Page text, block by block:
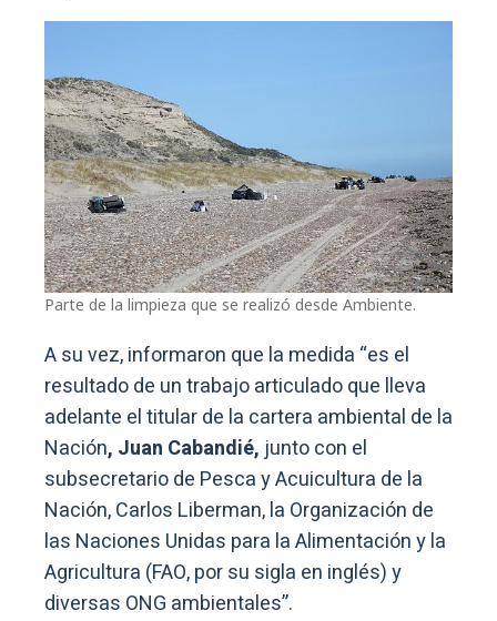
Parte de la limpieza que se realizó desde Ambiente.
A su vez, informaron que la medida “es el
resultado de un trabajo articulado que lleva
adelante el titular de la cartera ambiental de la
Nación, Juan Cabandié, junto con el
subsecretario de Pesca y Acuicultura de la
Nación, Carlos Liberman, la Organización de
las Naciones Unidas para la Alimentación y la
Agricultura (FAO, por su sigla en inglés) y
diversas ONG ambientales”.